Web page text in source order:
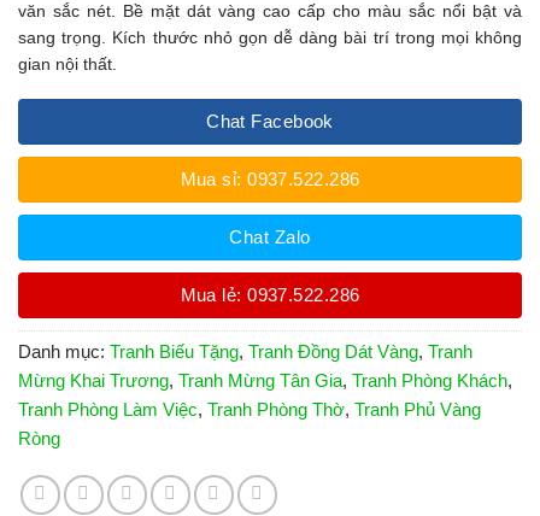
văn sắc nét. Bề mặt dát vàng cao cấp cho màu sắc nổi bật và
sang trọng. Kích thước nhỏ gọn dễ dàng bài trí trong mọi không
gian nội thất.
Chat Facebook
Mua sỉ: 0937.522.286
Chat Zalo
Mua lẻ: 0937.522.286
Danh mục: Tranh Biếu Tặng, Tranh Đồng Dát Vàng, Tranh
Mừng Khai Trương, Tranh Mừng Tân Gia, Tranh Phòng Khách,
Tranh Phòng Làm Việc, Tranh Phòng Thờ, Tranh Phủ Vàng
Ròng